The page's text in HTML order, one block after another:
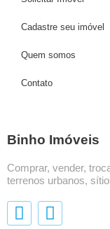
Cadastre seu imóvel
Quem somos
Contato
Binho Imóveis
Comprar, vender,
terrenos urbanos,